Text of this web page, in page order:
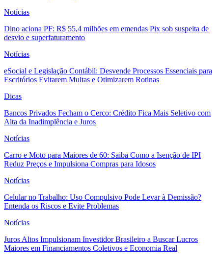
Notícias
Dino aciona PF: R$ 55,4 milhões em emendas Pix sob suspeita de
desvio e superfaturamento
Notícias
eSocial e Legislação Contábil: Desvende Processos Essenciais para
Escritórios Evitarem Multas e Otimizarem Rotinas
Dicas
Bancos Privados Fecham o Cerco: Crédito Fica Mais Seletivo com
Alta da Inadimplência e Juros
Notícias
Carro e Moto para Maiores de 60: Saiba Como a Isenção de IPI
Reduz Preços e Impulsiona Compras para Idosos
Notícias
Celular no Trabalho: Uso Compulsivo Pode Levar à Demissão?
Entenda os Riscos e Evite Problemas
Notícias
Juros Altos Impulsionam Investidor Brasileiro a Buscar Lucros
Maiores em Financiamentos Coletivos e Economia Real